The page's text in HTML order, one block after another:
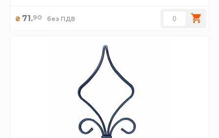
₴ 71.90 без ПДВ